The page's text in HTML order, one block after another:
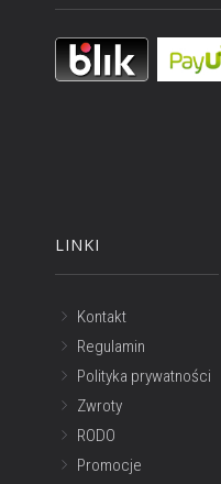
LINKI
Kontakt
Regulamin
Polityka prywatności
Zwroty
RODO
Promocje